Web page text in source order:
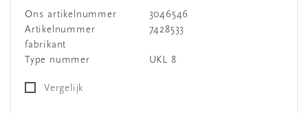
Ons artikelnummer
3046546
Artikelnummer
fabrikant
7428533
Type nummer UKL 8
Vergelijk